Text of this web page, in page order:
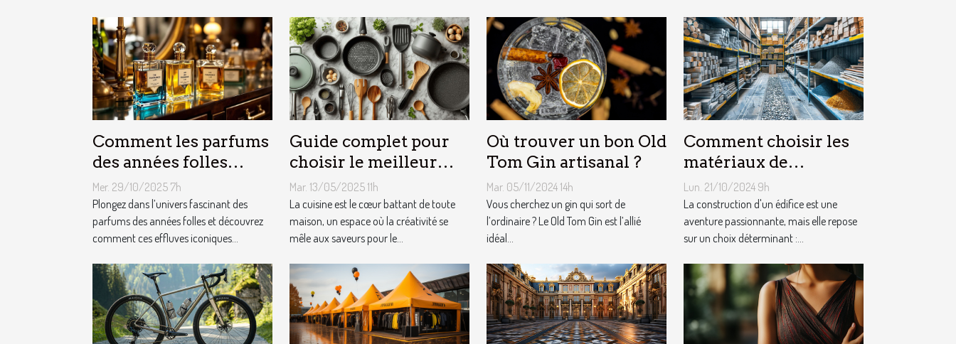
Comment les parfums
des années folles
influencent-ils la
mode moderne ?
Mer. 29/10/2025 7h
Plongez dans l’univers fascinant des
parfums des années folles et découvrez
comment ces effluves iconiques...
Guide complet pour
choisir le meilleur
équipement de
cuisine
Mar. 13/05/2025 11h
La cuisine est le cœur battant de toute
maison, un espace où la créativité se
mêle aux saveurs pour le...
Où trouver un bon Old
Tom Gin artisanal ?
Mar. 05/11/2024 14h
Vous cherchez un gin qui sort de
l’ordinaire ? Le Old Tom Gin est l’allié
idéal...
Comment choisir les
matériaux de
construction adaptés à
votre projet
Lun. 21/10/2024 9h
La construction d'un édifice est une
aventure passionnante, mais elle repose
sur un choix déterminant :...